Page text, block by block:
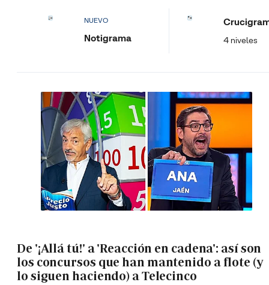
NUEVO
Notigrama 4 niveles
De '¡Allá tú!' a 'Reacción en cadena': así son
los concursos que han mantenido a flote (y
lo siguen haciendo) a Telecinco